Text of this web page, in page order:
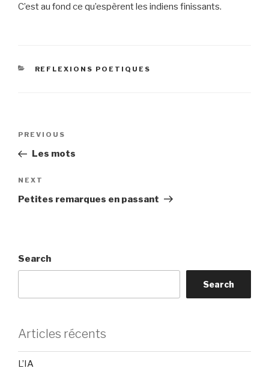
C’est au fond ce qu’espèrent les indiens finissants.
CATEGORIES
REFLEXIONS POETIQUES
Previous
Post
PREVIOUS
Les mots
Next
Post
NEXT
Petites remarques en passant
Search
Search
Articles récents
L’IA